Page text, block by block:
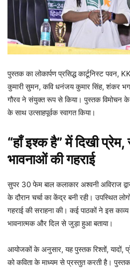
पुस्तक का लोकार्पण प्रसिद्ध कार्टूनिस्ट
कुमारी सुमन, कवि धनंजय कुमार सिंह, शंकर
गौरव ने संयुक्त रूप से किया। पुस्तक विमोचन के
के साथ उत्साहपूर्वक स्वागत किया।
“हाँ इश्क है” में दिखी
भावनाओं की गहराई
सुपर 30 फेम बाल कलाकार अश्वनी अविराज
के दौरान चर्चा का केंद्र बनी रही। उपस्थित
गहराई की सराहना की। कई पाठकों ने इस
भावनात्मक और दिल से जुड़ा हुआ बताया।
आयोजकों के अनुसार, यह पुस्तक रिश्तों, यादों,
को कविता के माध्यम से प्रस्तुत करती है। पुस्तक